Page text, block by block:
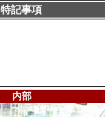
特記事項
内部